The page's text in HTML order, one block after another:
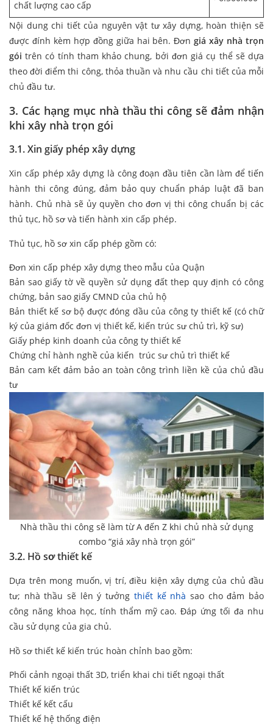
chất lượng cao cấp
Nội dung chi tiết của nguyên vật tư xây dựng, hoàn thiện sẽ
được đính kèm hợp đồng giữa hai bên. Đơngiá xây nhà trọn
gói trên có tính tham khảo chung, bởi đơn giá cụ thể sẽ dựa
theo đời điểm thi công, thỏa thuần và nhu cầu chi tiết của mỗi
chủ đầu tư.
3. Các hạng mục nhà thầu thi công sẽ đảm nhận
khi xây nhà trọn gói
3.1. Xin giấy phép xây dựng
Xin cấp phép xây dựng là công đoạn đầu tiên cần làm để tiến
hành thi công đúng, đảm bảo quy chuẩn pháp luật đã ban
hành. Chủ nhà sẽ ủy quyền cho đơn vị thi công chuẩn bị các
thủ tục, hồ sơ và tiến hành xin cấp phép.
Thủ tục, hồ sơ xin cấp phép gồm có:
Đơn xin cấp phép xây dựng theo mẫu của Quận
Bản sao giấy tờ về quyền sử dụng đất thep quy định có công
chứng, bản sao giấy CMND của chủ hộ
Bản thiết kế sơ bộ được đóng dầu của công ty thiết kế (có chữ
ký của giám đốc đơn vị thiết kế, kiến trúc sư chủ trì, kỹ sư)
Giấy phép kinh doanh của công ty thiết kế
Chứng chỉ hành nghề của kiến trúc sư chủ trì thiết kế
Bản cam kết đảm bảo an toàn công trình liền kề của chủ đầu
tư
Nhà thầu thi công sẽ làm từ A đến Z khi chủ nhà sử dụng
combo “giá xây nhà trọn gói”
3.2. Hồ sơ thiết kế
Dựa trên mong muốn, vị trí, điều kiện xây dựng của chủ đầu
tư; nhà thầu sẽ lên ý tưởng thiết kế nhà sao cho đảm bảo
công năng khoa học, tính thẩm mỹ cao. Đáp ứng tối đa nhu
cầu sử dụng của gia chủ.
Hồ sơ thiết kế kiến trúc hoàn chỉnh bao gồm:
Phối cảnh ngoại thất 3D, triển khai chi tiết ngoại thất
Thiết kế kiến trúc
Thiết kế kết cấu
Thiết kế hệ thống điện